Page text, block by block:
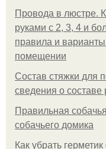
Провода в люстре.
руками с 2, 3, 4 и
правила и
помещении
Состав стяжки для
сведения о составе
Правильная
собачьего домика
Как убрать